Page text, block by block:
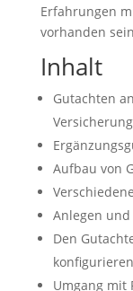
Erfahrungen
vorhanden
Inhalt
Gutachten
Aufbau von
Anlegen
Den
konfigurieren
Umgang mit